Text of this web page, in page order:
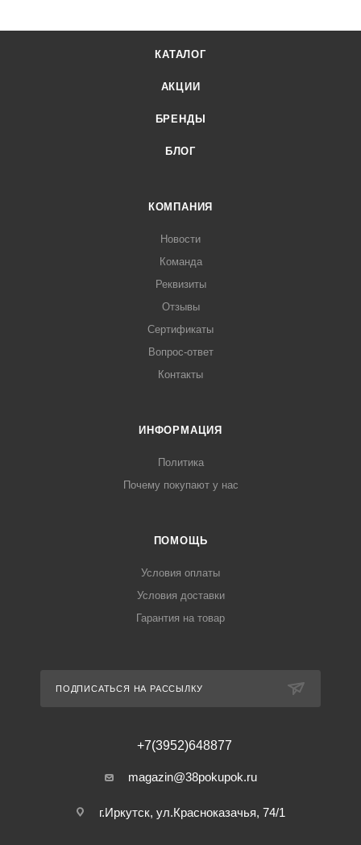
КАТАЛОГ
АКЦИИ
БРЕНДЫ
БЛОГ
КОМПАНИЯ
Новости
Команда
Реквизиты
Отзывы
Сертификаты
Вопрос-ответ
Контакты
ИНФОРМАЦИЯ
Политика
Почему покупают у нас
ПОМОЩЬ
Условия оплаты
Условия доставки
Гарантия на товар
ПОДПИСАТЬСЯ НА РАССЫЛКУ
+7(3952)648877
magazin@38pokupok.ru
г.Иркутск, ул.Красноказачья, 74/1